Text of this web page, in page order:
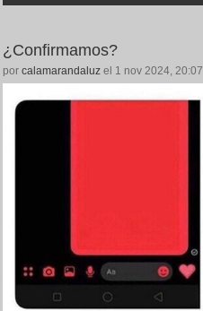
¿Confirmamos?
por calamarandaluz el 1 nov 2024, 20:07